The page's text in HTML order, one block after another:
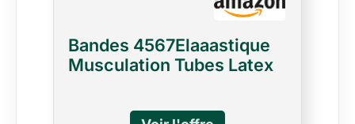
Bandes 4567Elaaastique
Musculation Tubes Latex